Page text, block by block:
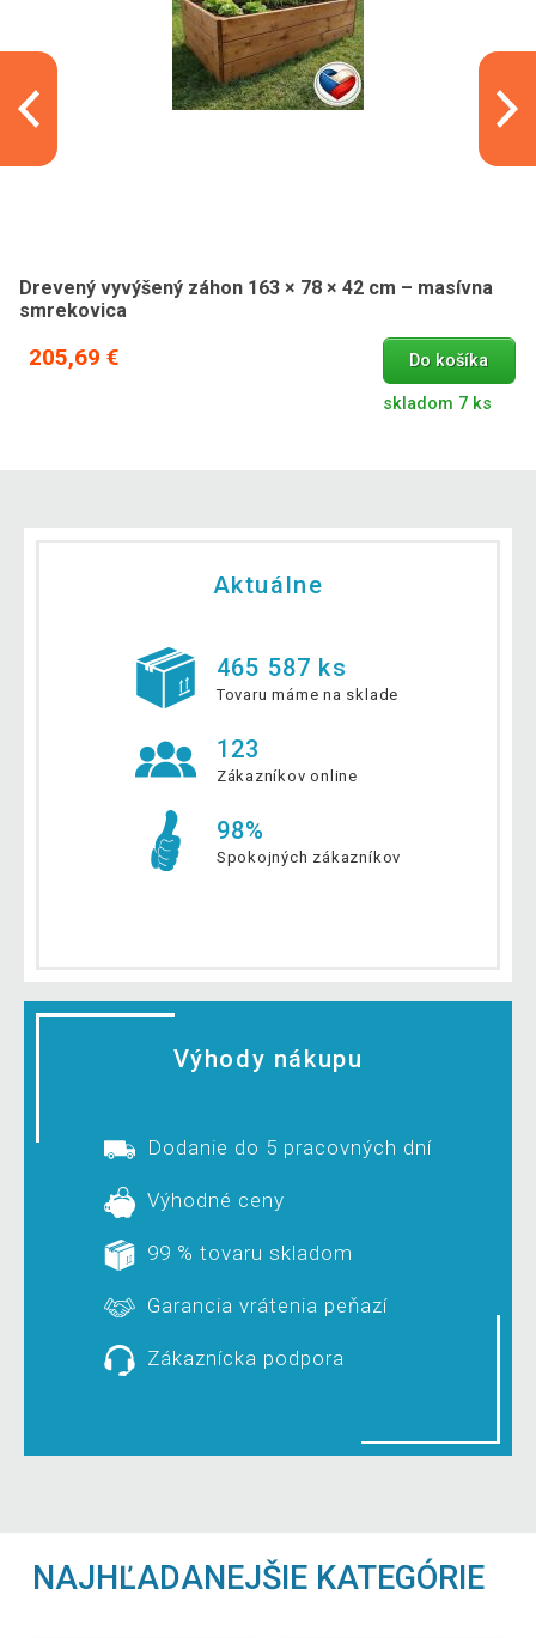
Drevený vyvýšený záhon 163 × 78 × 42 cm – masívna
smrekovica
205,69 € Do košíka
skladom 7 ks
Aktuálne
465 587 ks
Tovaru máme na sklade
123
Zákazníkov online
98%
Spokojných zákazníkov
Výhody nákupu
Dodanie do 5 pracovných dní
Výhodné ceny
99 % tovaru skladom
Garancia vrátenia peňazí
Zákaznícka podpora
NAJHĽADANEJŠIE KATEGÓRIE